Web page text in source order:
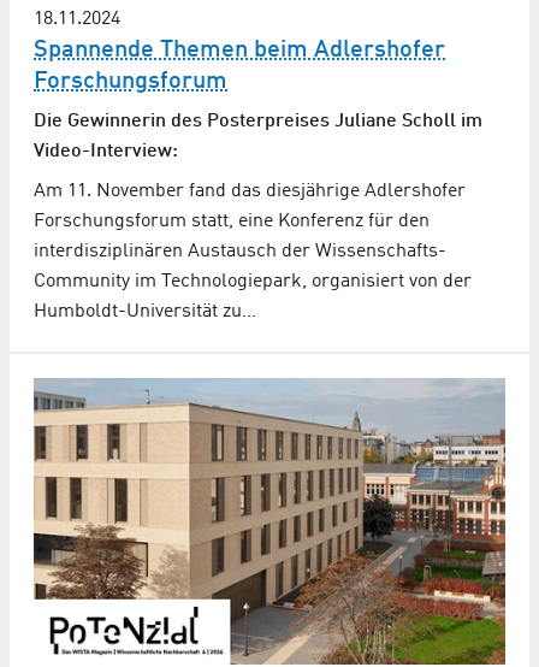
18.11.2024
Spannende Themen beim Adlershofer
Forschungsforum
Die Gewinnerin des Posterpreises Juliane Scholl im
Video-Interview:
Am 11. November fand das diesjährige Adlershofer
Forschungsforum statt, eine Konferenz für den
interdisziplinären Austausch der Wissenschafts-
Community im Technologiepark, organisiert von der
Humboldt-Universität zu…